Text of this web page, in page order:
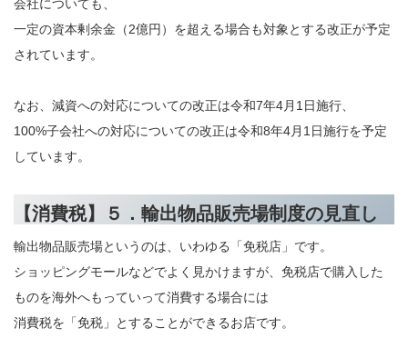
会社についても、
一定の資本剰余金（2億円）を超える場合も対象とする改正が予定
されています。
なお、減資への対応についての改正は令和7年4月1日施行、
100%子会社への対応についての改正は令和8年4月1日施行を予定
しています。
【消費税】５．輸出物品販売場制度の見直し
輸出物品販売場というのは、いわゆる「免税店」です。
ショッピングモールなどでよく見かけますが、免税店で購入した
ものを海外へもっていって消費する場合には
消費税を「免税」とすることができるお店です。